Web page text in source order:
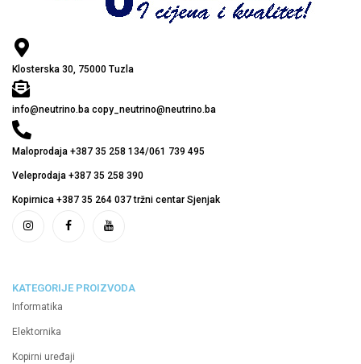
Klosterska 30, 75000 Tuzla
info@neutrino.ba copy_neutrino@neutrino.ba
Maloprodaja +387 35 258 134/061 739 495
Veleprodaja +387 35 258 390
Kopirnica +387 35 264 037 tržni centar Sjenjak
KATEGORIJE PROIZVODA
Informatika
Elektornika
Kopirni uređaji